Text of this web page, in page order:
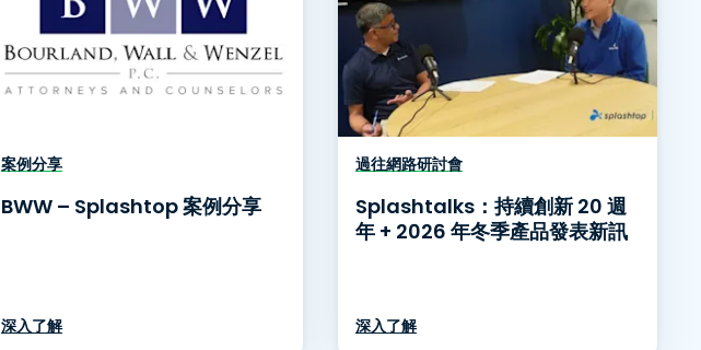
案例分享
BWW – Splashtop 案例分享
深入了解
過往網路研討會
Splashtalks：持續創新 20 週
年 + 2026 年冬季產品發表新訊
深入了解